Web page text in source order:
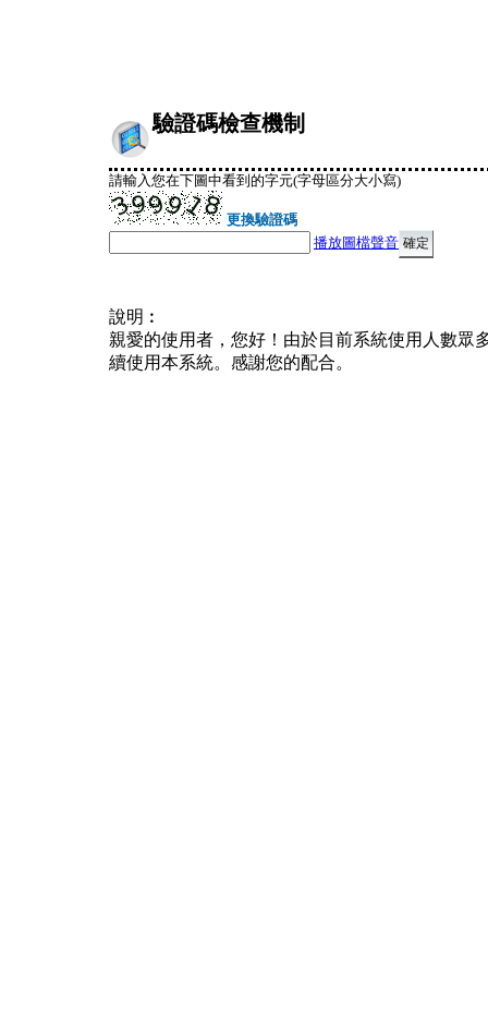
驗證碼檢查機制
請輸入您在下圖中看到的字元(字母區分大小寫)
更換驗證碼
播放圖檔聲音
說明︰
親愛的使用者，您好！由於目前系統使用人數眾
續使用本系統。感謝您的配合。